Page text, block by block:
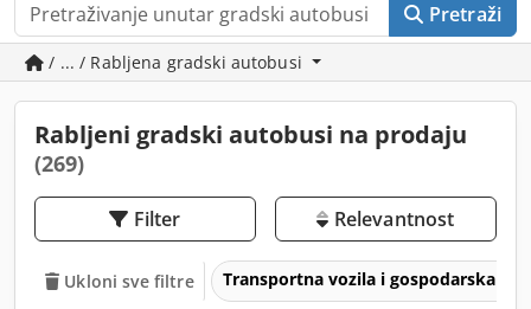
Pretraži
/ ... / Rabljena gradski autobusi
Rabljeni gradski autobusi na prodaju
(269)
Filter Relevantnost
Ukloni sve filtre Transportna vozila i gospodarska